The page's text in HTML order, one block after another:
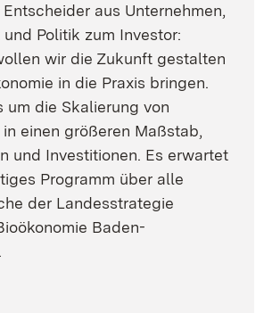
aus Unternehmen,
Politik zum Investor:
wir die Zukunft gestalten
in die Praxis bringen.
um die Skalierung von
einen größeren Maßstab,
und Investitionen. Es erwartet
Programm über alle
der Landesstrategie
Baden-